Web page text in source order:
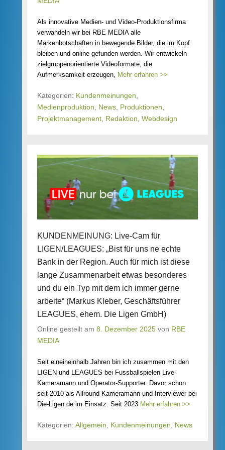
Als innovative Medien- und Video-Produktionsfirma
verwandeln wir bei RBE MEDIA alle
Markenbotschaften in bewegende Bilder, die im Kopf
bleiben und online gefunden werden. Wir entwickeln
zielgruppenorientierte Videoformate, die
Aufmerksamkeit erzeugen, Mehr erfahren >>
Kategorien: Kundenmeinungen
Medienproduktion
News Produktionen
Projektmanagement Redaktion Webdesign
KUNDENMEINUNG: Live-Cam für
LIGEN/LEAGUES: „Bist für uns ne echte
Bank in der Region. Auch für mich ist diese
lange Zusammenarbeit etwas besonderes
und du ein Typ mit dem ich immer gerne
arbeite“ (Markus Kleber, Geschäftsführer
LEAGUES, ehem. Die Ligen GmbH)
Online gestellt am 8. Dezember 2025 von RBE
MEDIA
Seit eineineinhalb Jahren bin ich zusammen mit den
LIGEN und LEAGUES bei Fussballspielen Live-
Kameramann und Operator-Supporter. Davor schon
seit 2010 als Allround-Kameramann und Interviewer bei
Die-Ligen.de im Einsatz. Seit 2023 Mehr erfahren >>
Kategorien: Allgemein Kundenmeinungen News